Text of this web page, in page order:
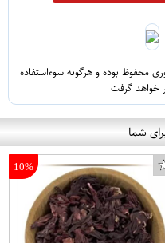
محفوظ بوده و هرگونه سوءاستفاده
خواهد گرفت
شما
10%